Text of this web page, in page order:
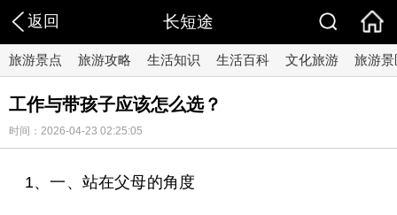
返回 长短途
旅游景点 旅游攻略 生活知识 生活百科 文化旅游 旅游景
工作与带孩子应该怎么选？
时间：2026-04-23 02:25:05
1、一、站在父母的角度